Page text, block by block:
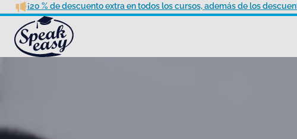
¡20 % de descuento extra en todos los cursos, además de los